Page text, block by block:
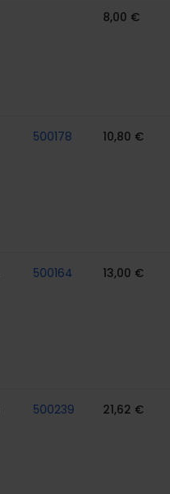
8,00 €
500178 10,80 €
500164 13,00 €
500239 21,62 €